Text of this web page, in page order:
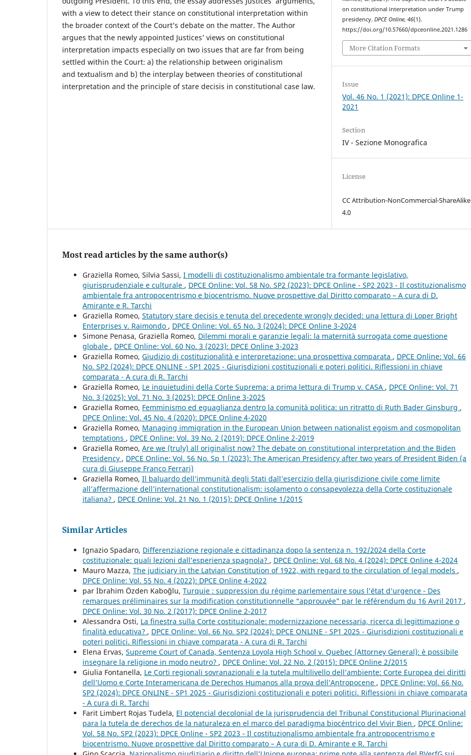
with a view to detect their stance on constitutional interpretation within
the broader context of the Court’s debate on the matter. The Author
argues that the newly appointed Justices’ views on constitutional
interpretation impacts especially on two issues that are far from being
settled within the Court: a) the relationship between originalism
and textualism and b) the interplay between theories of constitutional
interpretation and the principle of stare decisis in constitutional case law.
on constitutional interpretation under Trump
presidency.DPCE Online,46(1).
https://doi.org/10.57660/dpceonline.2021.1286
More Citation Formats
Issue
Vol. 46 No. 1 (2021): DPCE Online 1-
2021
Section
IV - Sezione Monografica
License
CC Attribution-NonCommercial-ShareAlike
4.0
Most read articles by the same author(s)
Graziella Romeo, Silvia Sassi, I modelli di costituzionalismo ambientale tra formante legislativo,
giurisprudenziale e culturale , DPCE Online: Vol. 58 No. SP2 (2023): DPCE Online - SP2 2023 - Il costituzionalismo
ambientale fra antropocentrismo e biocentrismo. Nuove prospettive dal Diritto comparato – A cura di D.
Amirante e R. Tarchi
Graziella Romeo, Statutory stare decisis e tenuta del precedente wrongly decided: una lettura di Loper Bright
Enterprises v. Raimondo , DPCE Online: Vol. 65 No. 3 (2024): DPCE Online 3-2024
Simone Penasa, Graziella Romeo, Dilemmi morali e garanzie legali: la maternità surrogata come questione
globale , DPCE Online: Vol. 60 No. 3 (2023): DPCE Online 3-2023
Graziella Romeo, Giudizio di costituzionalità e interpretazione: una prospettiva comparata , DPCE Online: Vol. 66
No. SP2 (2024): DPCE ONLINE - SP1 2025 - Giurisdizioni costituzionali e poteri politici. Riflessioni in chiave
comparata - A cura di R. Tarchi
Graziella Romeo, Le inquietudini della Corte Suprema: a prima lettura di Trump v. CASA , DPCE Online: Vol. 71
No. 3 (2025): Vol. 71 No. 3 (2025): DPCE Online 3-2025
Graziella Romeo, Femminismo ed eguaglianza dentro la comunità politica: un ritratto di Ruth Bader Ginsburg ,
DPCE Online: Vol. 45 No. 4 (2020): DPCE Online 4-2020
Graziella Romeo, Managing immigration in the European Union between nationalist egoism and cosmopolitan
temptations , DPCE Online: Vol. 39 No. 2 (2019): DPCE Online 2-2019
Graziella Romeo, Are we (truly) all originalist now? The debate on constitutional interpretation and the Biden
Presidency , DPCE Online: Vol. 56 No. Sp 1 (2023): The American Presidency after two years of President Biden (a
cura di Giuseppe Franco Ferrari)
Graziella Romeo, Il baluardo dell’immunità degli Stati dall’esercizio della giurisdizione civile come limite
all’affermazione dell’international constitutionalism: isolamento o consapevolezza della Corte costituzionale
italiana? , DPCE Online: Vol. 21 No. 1 (2015): DPCE Online 1/2015
Similar Articles
Ignazio Spadaro, Differenziazione regionale e cittadinanza dopo la sentenza n. 192/2024 della Corte
costituzionale: quali lezioni dall’esperienza spagnola? , DPCE Online: Vol. 68 No. 4 (2024): DPCE Online 4-2024
Mauro Mazza, The judiciary in the Latvian Constitution of 1922, with regard to the circulation of legal models ,
DPCE Online: Vol. 55 No. 4 (2022): DPCE Online 4-2022
par İbrahim Özden Kaboğlu, Turquie : suppression du régime parlementaire sous l’état d’urgence - Des
remarques préliminaires sur la modification constitutionnelle “approuvée” par le référendum du 16 Avril 2017 ,
DPCE Online: Vol. 30 No. 2 (2017): DPCE Online 2-2017
Alessandra Osti, La finestra sulla Corte costituzionale: modernizzazione necessaria, ricerca di legittimazione o
finalità educativa? , DPCE Online: Vol. 66 No. SP2 (2024): DPCE ONLINE - SP1 2025 - Giurisdizioni costituzionali e
poteri politici. Riflessioni in chiave comparata - A cura di R. Tarchi
Elena Ervas, Supreme Court of Canada, Sentenza Loyola High School v. Quebec (Attorney General): è possibile
insegnare la religione in modo neutro? , DPCE Online: Vol. 22 No. 2 (2015): DPCE Online 2/2015
Giulia Fontanella, Le Corti regionali sovranazionali e la tutela multilivello dell’ambiente: Corte Europea dei diritti
dell’Uomo e Corte Interamericana de Derechos Humanos alla prova dell’Antropocene , DPCE Online: Vol. 66 No.
SP2 (2024): DPCE ONLINE - SP1 2025 - Giurisdizioni costituzionali e poteri politici. Riflessioni in chiave comparata
- A cura di R. Tarchi
Farit Limbert Rojas Tudela, El potencial decolonial de la jurisprudencia del Tribunal Constitucional Plurinacional
para la tutela de derechos de la naturaleza en el marco del paradigma biocéntrico del Vivir Bien , DPCE Online:
Vol. 58 No. SP2 (2023): DPCE Online - SP2 2023 - Il costituzionalismo ambientale fra antropocentrismo e
biocentrismo. Nuove prospettive dal Diritto comparato – A cura di D. Amirante e R. Tarchi